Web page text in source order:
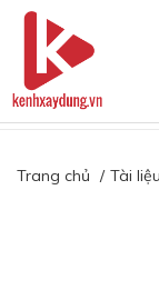
Trang chủ Tài